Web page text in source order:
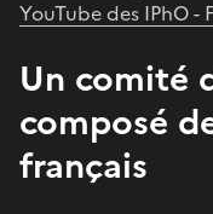
YouTube des IPhO -
Un comité
composé
français